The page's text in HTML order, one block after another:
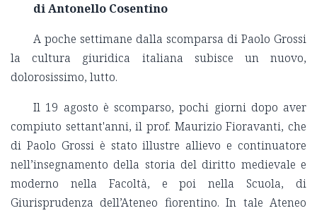
di Antonello Cosentino
A poche settimane dalla scomparsa di Paolo Grossi
la cultura giuridica italiana subisce un nuovo,
dolorosissimo, lutto.
Il 19 agosto è scomparso, pochi giorni dopo aver
compiuto settant'anni, il prof. Maurizio Fioravanti, che
di Paolo Grossi è stato illustre allievo e continuatore
nell’insegnamento della storia del diritto medievale e
moderno nella Facoltà, e poi nella Scuola, di
Giurisprudenza dell’Ateneo fiorentino. In tale Ateneo